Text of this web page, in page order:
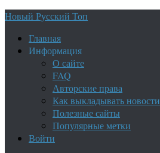
Новый Русский Топ
Главная
Информация
О сайте
FAQ
Авторские права
Как выкладывать новости
Полезные сайты
Популярные метки
Войти